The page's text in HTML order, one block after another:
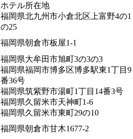
ホテル所在地
福岡県北九州市小倉北区上富野4の1
の25
福岡県朝倉市板屋1-1
福岡県大牟田市旭町3の3の3
福岡県福岡市博多区博多駅東1丁目9
番36号
福岡県筑紫野市湯町1丁目14番3号
福岡県久留米市天神町1-6
福岡県久留米市東町29の10
福岡県朝倉市甘木1677-2